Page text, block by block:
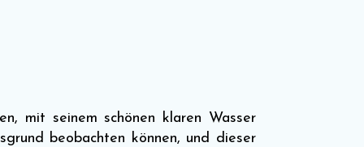
mit seinem schönen klaren Wasser
beobachten können, und dieser